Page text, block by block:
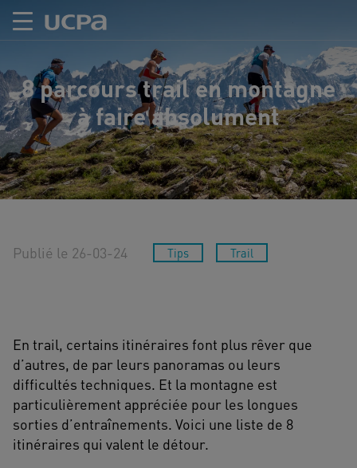
8 parcours trail en montagne
à faire absolument
Publié le 26-03-24 Tips Trail
En trail, certains itinéraires font plus rêver que
d’autres, de par leurs panoramas ou leurs
difficultés techniques. Et la montagne est
particulièrement appréciée pour les longues
sorties d’entraînements. Voici une liste de 8
itinéraires qui valent le détour.